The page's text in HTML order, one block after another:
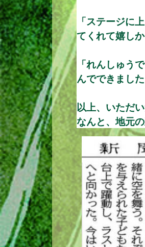
「ステージに
てくれて嬉し
「れんしゅう
んでできまし
以上、いただ
なんと、地元